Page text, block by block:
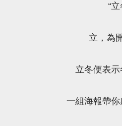
“立
立，為
立冬便表
一組海報帶